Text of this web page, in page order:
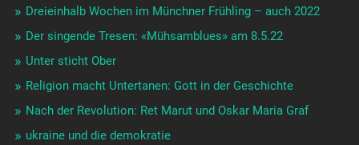
Dreieinhalb Wochen im Münchner Frühling – auch 2022
Der singende Tresen: «Mühsamblues» am 8.5.22
Unter sticht Ober
Religion macht Untertanen: Gott in der Geschichte
Nach der Revolution: Ret Marut und Oskar Maria Graf
ukraine und die demokratie